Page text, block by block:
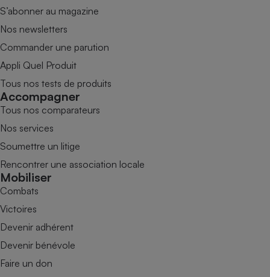
S’abonner au magazine
Nos newsletters
Commander une parution
Appli Quel Produit
Tous nos tests de produits
Accompagner
Tous nos comparateurs
Nos services
Soumettre un litige
Rencontrer une association locale
Mobiliser
Combats
Victoires
Devenir adhérent
Devenir bénévole
Faire un don